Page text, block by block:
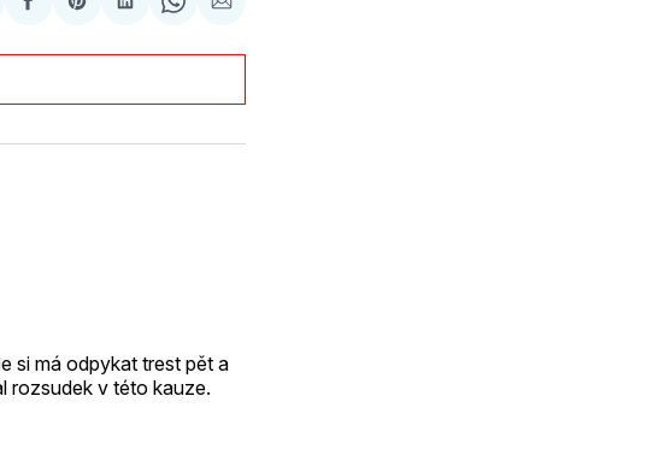
Sdílet
Facebooku
Share
Pinterest
Sdílet
LinkedIn
Share
WhatsApp
Sdílet
mailem
si má odpykat trest pět a
rozsudek v této kauze.